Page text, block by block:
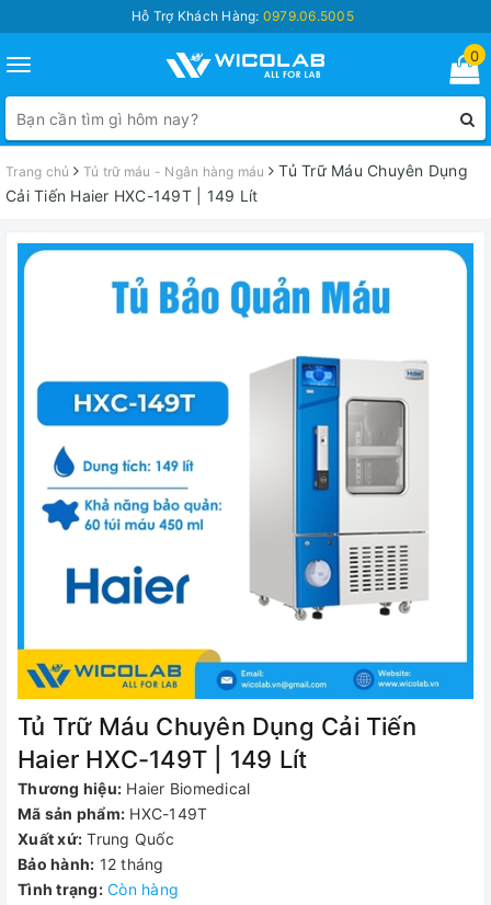
Hỗ Trợ Khách Hàng: 0979.06.5005
Toggle
navigation
0
Trang chủ Tủ trữ máu - Ngân hàng máu
Tủ Trữ Máu Chuyên Dụng
Cải Tiến Haier HXC-149T | 149 Lít
Tủ Trữ Máu Chuyên Dụng Cải Tiến
Haier HXC-149T | 149 Lít
Thương hiệu: Haier Biomedical
Mã sản phẩm: HXC-149T
Xuất xứ: Trung Quốc
Bảo hành: 12 tháng
Tình trạng: Còn hàng